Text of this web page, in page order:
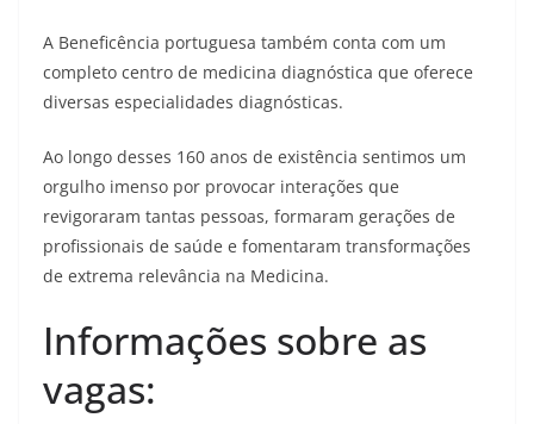
A Beneficência portuguesa também conta com um
completo centro de medicina diagnóstica que oferece
diversas especialidades diagnósticas.
Ao longo desses 160 anos de existência sentimos um
orgulho imenso por provocar interações que
revigoraram tantas pessoas, formaram gerações de
profissionais de saúde e fomentaram transformações
de extrema relevância na Medicina.
Informações sobre as
vagas: